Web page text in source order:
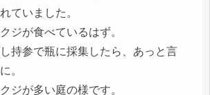
ていました。
ジが食べているはず。
持参で瓶に採集したら、あっと言
。
ジが多い庭の様です。